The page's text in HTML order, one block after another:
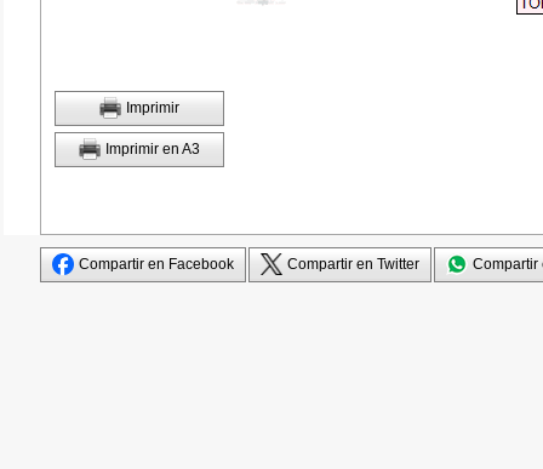
Imprimir
Imprimir en A3
Compartir en Facebook Compartir en Twitter Compartir